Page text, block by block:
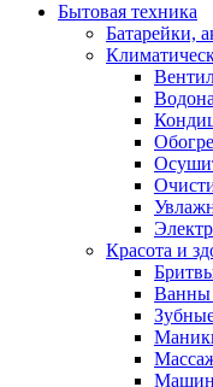
Бытовая техника
Батарейки,
Красота и
Ванны